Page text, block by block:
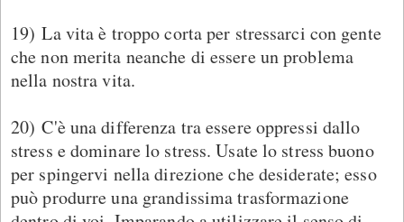
19) La vita è troppo corta per stressarci con gente
che non merita neanche di essere un problema
nella nostra vita.
20) C'è una differenza tra essere oppressi dallo
stress e dominare lo stress. Usate lo stress buono
per spingervi nella direzione che desiderate; esso
può produrre una grandissima trasformazione